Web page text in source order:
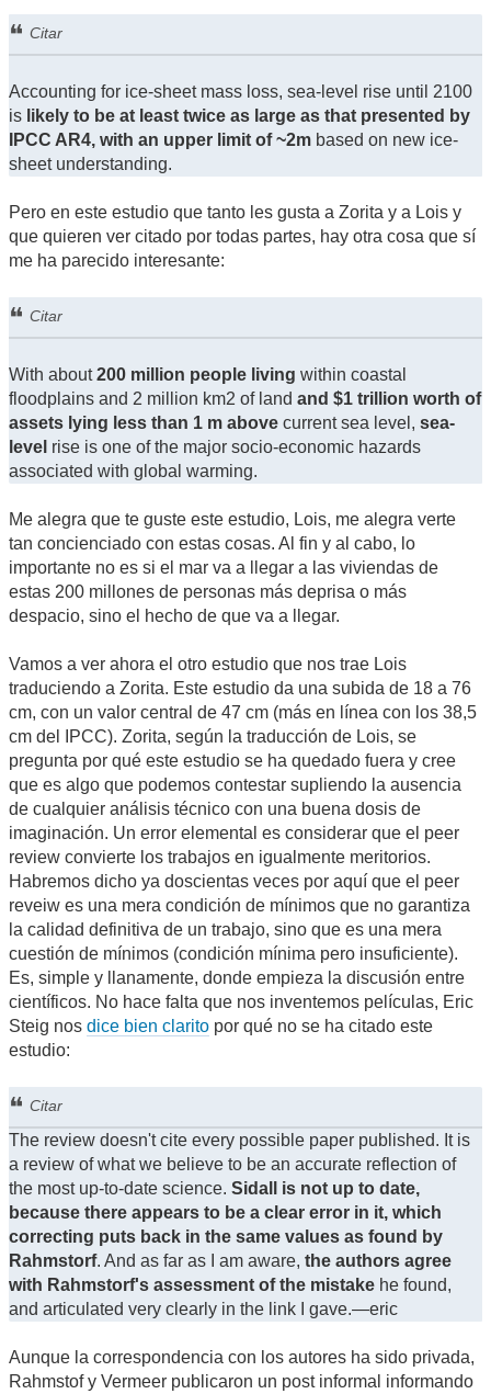
Citar
Accounting for ice-sheet mass loss, sea-level rise until 2100
is likely to be at least twice as large as that presented by
IPCC AR4, with an upper limit of ~2m based on new ice-
sheet understanding.
Pero en este estudio que tanto les gusta a Zorita y a Lois y
que quieren ver citado por todas partes, hay otra cosa que sí
me ha parecido interesante:
Citar
With about200 million people living within coastal
floodplains and 2 million km2 of land and $1 trillion worth of
assets lying less than 1 m above current sea level, sea-
level rise is one of the major socio-economic hazards
associated with global warming.
Me alegra que te guste este estudio, Lois, me alegra verte
tan concienciado con estas cosas. Al fin y al cabo, lo
importante no es si el mar va a llegar a las viviendas de
estas 200 millones de personas más deprisa o más
despacio, sino el hecho de que va a llegar.
Vamos a ver ahora el otro estudio que nos trae Lois
traduciendo a Zorita. Este estudio da una subida de 18 a 76
cm, con un valor central de 47 cm (más en línea con los 38,5
cm del IPCC). Zorita, según la traducción de Lois, se
pregunta por qué este estudio se ha quedado fuera y cree
que es algo que podemos contestar supliendo la ausencia
de cualquier análisis técnico con una buena dosis de
imaginación. Un error elemental es considerar que el peer
review convierte los trabajos en igualmente meritorios.
Habremos dicho ya doscientas veces por aquí que el peer
reveiw es una mera condición de mínimos que no garantiza
la calidad definitiva de un trabajo, sino que es una mera
cuestión de mínimos (condición mínima pero insuficiente).
Es, simple y llanamente, donde empieza la discusión entre
científicos. No hace falta que nos inventemos películas, Eric
Steig nos dice bien clarito por qué no se ha citado este
estudio:
Citar
The review doesn't cite every possible paper published. It is
a review of what we believe to be an accurate reflection of
the most up-to-date science. Sidall is not up to date,
because there appears to be a clear error in it, which
correcting puts back in the same values as found by
Rahmstorf. And as far as I am aware, the authors agree
with Rahmstorf's assessment of the mistake he found,
and articulated very clearly in the link I gave.—eric
Aunque la correspondencia con los autores ha sido privada,
Rahmstof y Vermeer publicaron un post informal informando